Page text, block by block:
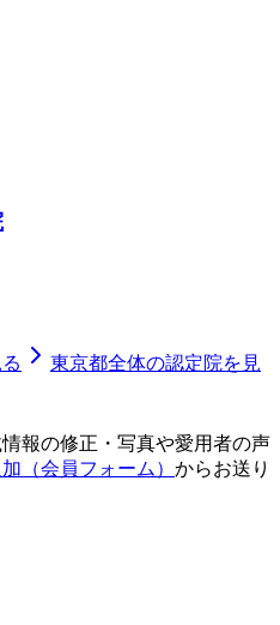
東京都全体の認定院を見
報の修正・写真や愛用者の声
（会員フォーム） からお送り